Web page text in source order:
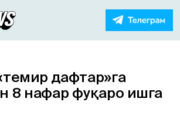
дафтар»га
8 нафар фуқаро ишга